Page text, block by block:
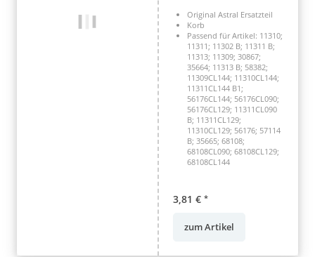
Original Astral Ersatzteil
Korb
Passend für Artikel: 11310;
11311; 11302 B; 11311 B;
11313; 11309; 30867;
35664; 11313 B; 58382;
11309CL144; 11310CL144;
11311CL144 B1;
56176CL144; 56176CL090;
56176CL129; 11311CL090
B; 11311CL129;
11310CL129; 56176; 57114
B; 35665; 68108;
68108CL090; 68108CL129;
68108CL144
3,81 € *
zum Artikel